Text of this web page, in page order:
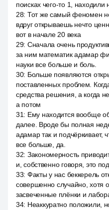
поисках чего-то 1, находили
28: Тот же самый феномен
вдруг открываешь нечто
вот в начале 20 века
29: Сначала очень
за ним математик адамар
науки все больше и боль.
30: Больше появляются
поставленных проблем.
средства решения, а когда
а потом
31: Ему находится вообще
далее. Вроде бы полная
адамар так и подчёркивает,
все больше, да.
32: Закономерность
и, собственно говоря, это
33: Факты у нас беккерель
совершенно случайно, хотя
засвеченные плёнки и
34: Неаккуратно положили,